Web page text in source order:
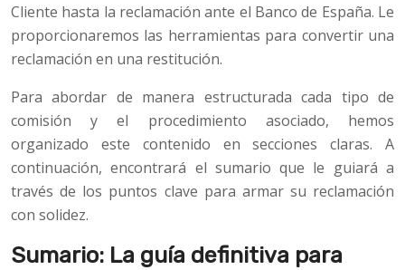
Cliente hasta la reclamación ante el Banco de España. Le
proporcionaremos las herramientas para convertir una
reclamación en una restitución.
Para abordar de manera estructurada cada tipo de
comisión y el procedimiento asociado, hemos
organizado este contenido en secciones claras. A
continuación, encontrará el sumario que le guiará a
través de los puntos clave para armar su reclamación
con solidez.
Sumario: La guía definitiva para